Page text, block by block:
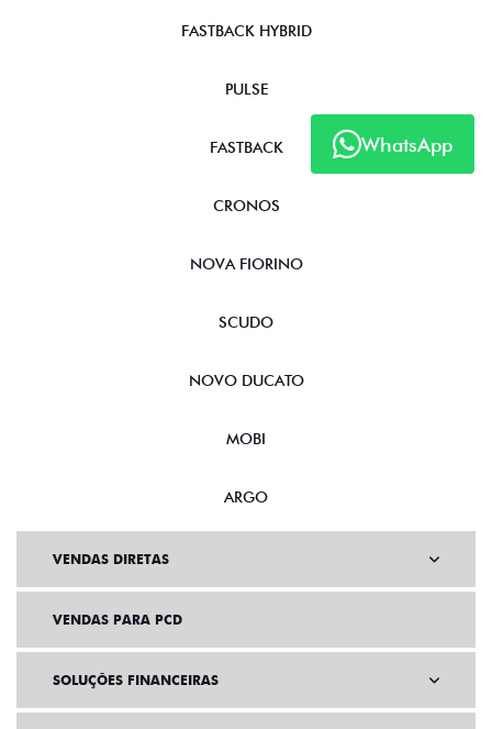
WhatsApp
FASTBACK HYBRID
PULSE
FASTBACK
CRONOS
NOVA FIORINO
SCUDO
NOVO DUCATO
MOBI
ARGO
VENDAS DIRETAS
VENDAS PARA PCD
SOLUÇÕES FINANCEIRAS